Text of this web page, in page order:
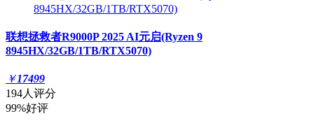
联想拯救者R9000P 2025 AI元启(Ryzen 9
8945HX/32GB/1TB/RTX5070)
￥17499
194人评分
99%好评